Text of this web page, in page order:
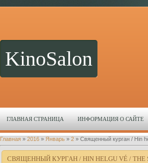
KinoSalon
ГЛАВНАЯ СТРАНИЦА ИНФОРМАЦИЯ О САЙТЕ
Главная » 2016 » Январь » 2 » Священный курган / Hin
СВЯЩЕННЫЙ КУРГАН / HIN HELGU VÉ / THE